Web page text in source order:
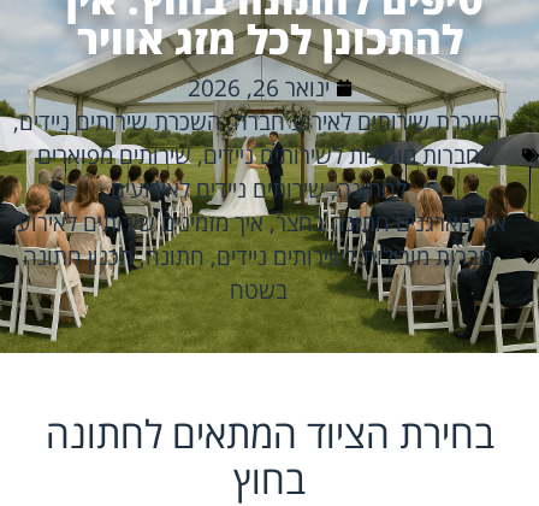
להתכונן לכל מזג אוויר
ינואר 26, 2026
השכרת שירותים לאירוע חברה,השכרת שירותים ניידים,
חברות מובילות לשירותים ניידים,שירותים מפוארים
לחתונה,שירותים ניידים לאירועים
איך מארגנים חתונה בחצר,איך מזמינים שירותים לאירוע,
חברות מובילות לשירותים ניידים,חתונה,תכנון חתונה
בשטח
בחירת הציוד המתאים לחתונה
בחוץ